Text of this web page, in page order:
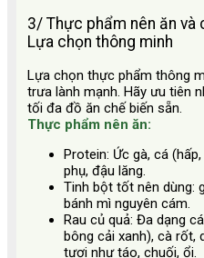
3/ Thực phẩm nên ăn và
Lựa chọn thông minh
Lựa chọn thực phẩm thông
trưa lành mạnh. Hãy ưu tiên
tối đa đồ ăn chế biến sẵn.
Thực phẩm nên ăn:
Protein: Ức gà, cá
phụ, đậu lăng.
Tinh bột tốt nên dùng:
bánh mì nguyên cám.
Rau củ quả: Đa dạng
bông cải xanh), cà rốt,
tươi như táo, chuối, ổi.